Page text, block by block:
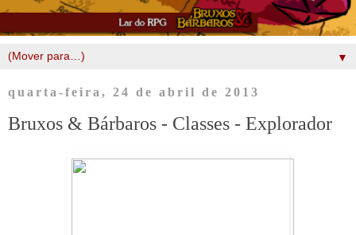
▼
quarta-feira, 24 de abril de 2013
Bruxos & Bárbaros - Classes - Explorador